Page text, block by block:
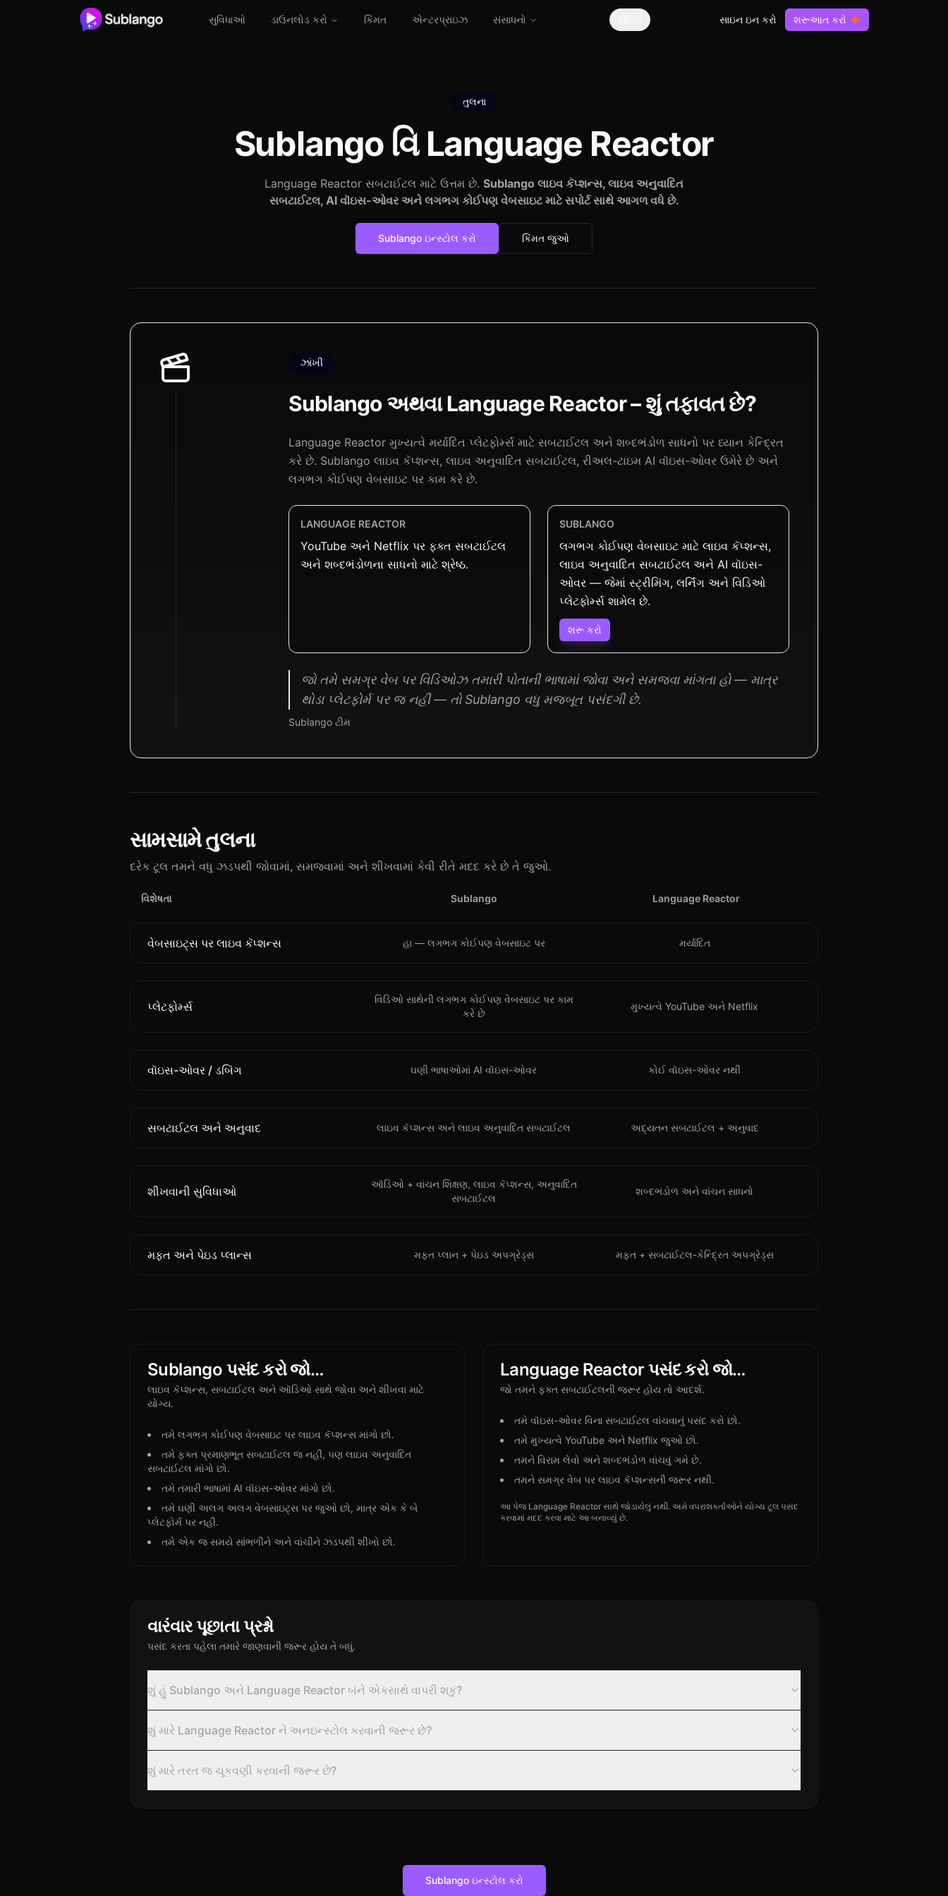
સુવિધાઓ ડાઉનલોડ કરો કિંમત એન્ટરપ્રાઇઝ સંસાધનો સાઇન ઇન કરો શરૂઆત કરો
તુલના
Sublango વિ Language Reactor
Language Reactor સબટાઈટલ માટે ઉત્તમ છે. Sublango લાઇવ કૅપ્શન્સ, લાઇવ અનુવાદિત
સબટાઈટલ, AI વૉઇસ-ઓવર અને લગભગ કોઈપણ વેબસાઇટ માટે સપોર્ટ સાથે આગળ વધે છે.
Sublango ઇન્સ્ટોલ કરો કિંમત જુઓ
ઝાંખી
Sublango અથવા Language Reactor – શું તફાવત છે?
Language Reactor મુખ્યત્વે મર્યાદિત પ્લેટફોર્મ્સ માટે સબટાઈટલ અને શબ્દભંડોળ સાધનો પર ધ્યાન કેન્દ્રિત
કરે છે. Sublango લાઇવ કૅપ્શન્સ, લાઇવ અનુવાદિત સબટાઈટલ, રીઅલ-ટાઇમ AI વૉઇસ-ઓવર ઉમેરે છે અને
લગભગ કોઈપણ વેબસાઇટ પર કામ કરે છે.
LANGUAGE REACTOR
YouTube અને Netflix પર ફક્ત સબટાઈટલ
અને શબ્દભંડોળના સાધનો માટે શ્રેષ્ઠ.
SUBLANGO
લગભગ કોઈપણ વેબસાઇટ માટે લાઇવ કૅપ્શન્સ,
લાઇવ અનુવાદિત સબટાઈટલ અને AI વૉઇસ-
ઓવર — જેમાં સ્ટ્રીમિંગ, લર્નિંગ અને વિડિઓ
પ્લેટફોર્મ્સ શામેલ છે.
શરૂ કરો
જો તમે સમગ્ર વેબ પર વિડિઓઝ તમારી પોતાની ભાષામાં જોવા અને સમજવા માંગતા હો — માત્ર
થોડા પ્લેટફોર્મ પર જ નહીં — તો Sublango વધુ મજબૂત પસંદગી છે.
Sublango ટીમ
સામસામે તુલના
દરેક ટૂલ તમને વધુ ઝડપથી જોવામાં, સમજવામાં અને શીખવામાં કેવી રીતે મદદ કરે છે તે જુઓ.
વિશેષતા Sublango Language Reactor
વેબસાઇટ્સ પર લાઇવ કૅપ્શન્સ હા — લગભગ કોઈપણ વેબસાઇટ પર મર્યાદિત
પ્લેટફોર્મ્સ
વિડિઓ સાથેની લગભગ કોઈપણ વેબસાઇટ પર કામ
કરે છે
મુખ્યત્વે YouTube અને Netflix
વૉઇસ-ઓવર / ડબિંગ ઘણી ભાષાઓમાં AI વૉઇસ-ઓવર કોઈ વૉઇસ-ઓવર નથી
સબટાઈટલ અને અનુવાદ લાઇવ કૅપ્શન્સ અને લાઇવ અનુવાદિત સબટાઈટલ અદ્યતન સબટાઈટલ + અનુવાદ
શીખવાની સુવિધાઓ
ઑડિઓ + વાંચન શિક્ષણ, લાઇવ કૅપ્શન્સ, અનુવાદિત
સબટાઈટલ
શબ્દભંડોળ અને વાંચન સાધનો
મફત અને પેઇડ પ્લાન્સ મફત પ્લાન + પેઇડ અપગ્રેડ્સ મફત + સબટાઈટલ-કેન્દ્રિત અપગ્રેડ્સ
Sublango પસંદ કરો જો…
લાઇવ કૅપ્શન્સ, સબટાઈટલ અને ઑડિઓ સાથે જોવા અને શીખવા માટે
યોગ્ય.
તમે લગભગ કોઈપણ વેબસાઇટ પર લાઇવ કૅપ્શન્સ માંગો છો.
તમે ફક્ત પ્રમાણભૂત સબટાઈટલ જ નહીં, પણ લાઇવ અનુવાદિત
સબટાઈટલ માંગો છો.
તમે તમારી ભાષામાં AI વૉઇસ-ઓવર માંગો છો.
તમે ઘણી અલગ અલગ વેબસાઇટ્સ પર જુઓ છો, માત્ર એક કે બે
પ્લેટફોર્મ પર નહીં.
તમે એક જ સમયે સાંભળીને અને વાંચીને ઝડપથી શીખો છો.
Language Reactor પસંદ કરો જો…
જો તમને ફક્ત સબટાઈટલની જરૂર હોય તો આદર્શ.
તમે વૉઇસ-ઓવર વિના સબટાઈટલ વાંચવાનું પસંદ કરો છો.
તમે મુખ્યત્વે YouTube અને Netflix જુઓ છો.
તમને વિરામ લેવો અને શબ્દભંડોળ વાંચવું ગમે છે.
તમને સમગ્ર વેબ પર લાઇવ કૅપ્શન્સની જરૂર નથી.
આ પેજ Language Reactor સાથે જોડાયેલું નથી. અમે વપરાશકર્તાઓને યોગ્ય ટૂલ પસંદ
કરવામાં મદદ કરવા માટે આ બનાવ્યું છે.
વારંવાર પૂછાતા પ્રશ્નો
પસંદ કરતા પહેલા તમારે જાણવાની જરૂર હોય તે બધું.
શું હું Sublango અને Language Reactor બંને એકસાથે વાપરી શકું?
શું મારે Language Reactor ને અનઇન્સ્ટોલ કરવાની જરૂર છે?
શું મારે તરત જ ચૂકવણી કરવાની જરૂર છે?
Sublango ઇન્સ્ટોલ કરો